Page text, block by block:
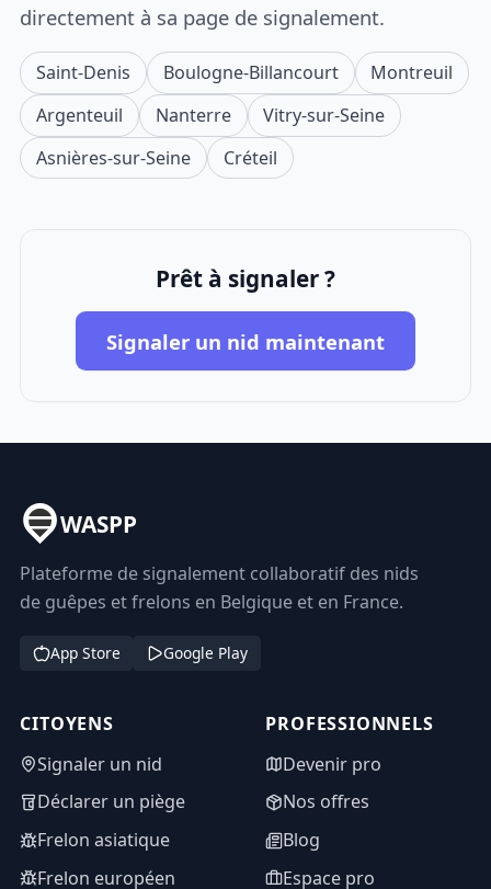
directement à sa page de signalement.
Saint-Denis Boulogne-Billancourt
Montreuil
Argenteuil
Nanterre
Vitry-sur-Seine
Asnières-sur-Seine
Créteil
Prêt à signaler ?
Signaler un nid maintenant
WASPP
Plateforme de signalement collaboratif des nids
de guêpes et frelons en Belgique et en France.
App Store Google Play
CITOYENS
Signaler un nid
Déclarer un piège
Frelon asiatique
Frelon européen
PROFESSIONNELS
Devenir pro
Nos offres
Blog
Espace pro